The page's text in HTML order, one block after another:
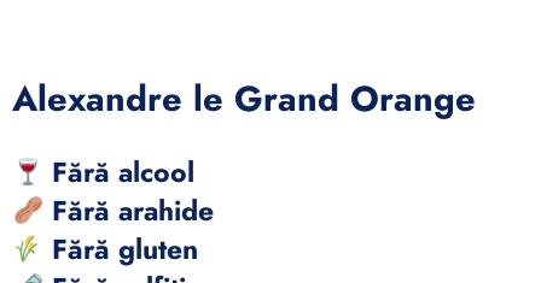
Alexandre le Grand Orange
Fără alcool
Fără arahide
Fără gluten